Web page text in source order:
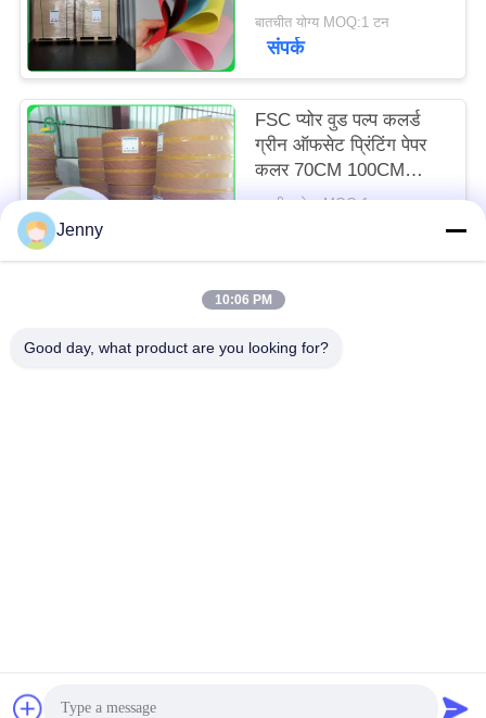
बातचीत योग्य MOQ:1 टन
संपर्क
FSC प्योर वुड पल्प कलर्ड
ग्रीन ऑफसेट प्रिंटिंग पेपर
कलर 70CM 100CM
डिज़ाइन किया गया
बातचीत योग्य MOQ:1 टन
लोकप्रिय श्रेणियां
Jenny
10:06 PM
Good day, what product are you looking for?